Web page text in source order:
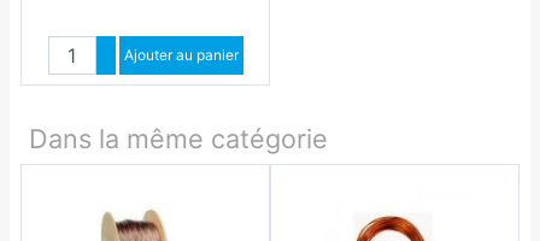
Quantité
Augmenter quantité
Diminuer quantité
Ajouter au panier
Dans la même catégorie